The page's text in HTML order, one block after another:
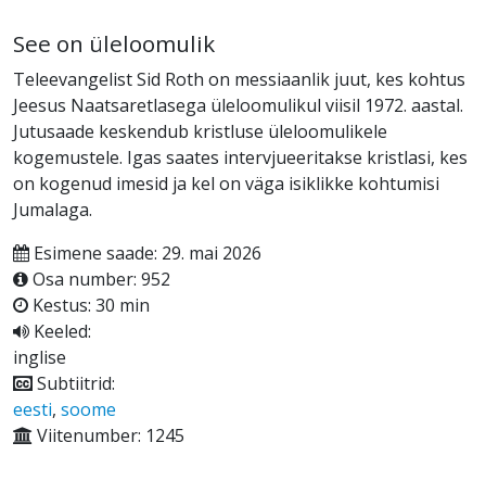
See on üleloomulik
Teleevangelist Sid Roth on messiaanlik juut, kes kohtus
Jeesus Naatsaretlasega üleloomulikul viisil 1972. aastal.
Jutusaade keskendub kristluse üleloomulikele
kogemustele. Igas saates intervjueeritakse kristlasi, kes
on kogenud imesid ja kel on väga isiklikke kohtumisi
Jumalaga.
Esimene saade: 29. mai 2026
Osa number: 952
Kestus: 30 min
Keeled:
inglise
Subtiitrid:
eesti, soome
Viitenumber: 1245